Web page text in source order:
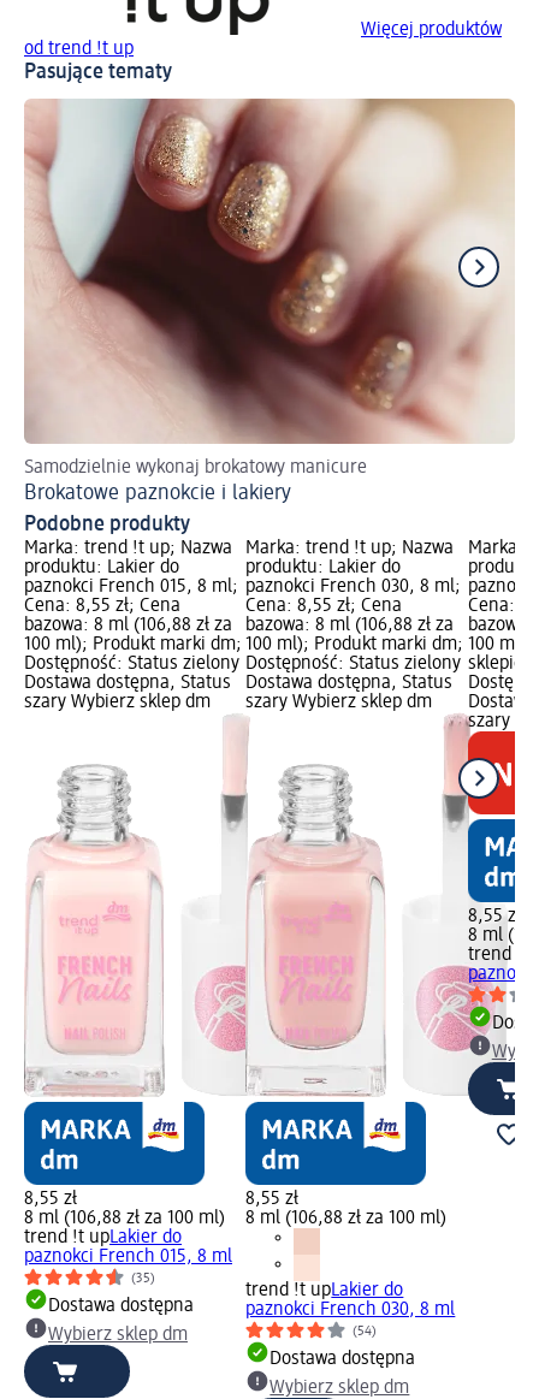
Więcej produktów
od trend !t up
Pasujące tematy
Samodzielnie wykonaj brokatowy manicure
Brokatowe paznokcie i lakiery
Podobne produkty
Marka: trend !t up; Nazwa
produktu: Lakier do
paznokci French 015, 8 ml;
Cena: 8,55 zł; Cena
bazowa: 8 ml (106,88 zł za
100 ml); Produkt marki dm;
Dostępność: Status zielony
Dostawa dostępna, Status
szary Wybierz sklep dm
8,55 zł
8 ml (106,88 zł za 100 ml)
trend !t upLakier do
paznokci French 015, 8 ml
(35)
Dostawa dostępna
Wybierz sklep dm
Marka: trend !t up; Nazwa
produktu: Lakier do
paznokci French 030, 8 ml;
Cena: 8,55 zł; Cena
bazowa: 8 ml (106,88 zł za
100 ml); Produkt marki dm;
Dostępność: Status zielony
Dostawa dostępna, Status
szary Wybierz sklep dm
8,55 zł
8 ml (106,88 zł za 100 ml)
trend !t upLakier do
paznokci French 030, 8 ml
(54)
Dostawa dostępna
Wybierz sklep dm
Marka:
Cena:
bazowa:
100 ml);
sklepie,
szary
8,55 zł
8 ml
trend !t